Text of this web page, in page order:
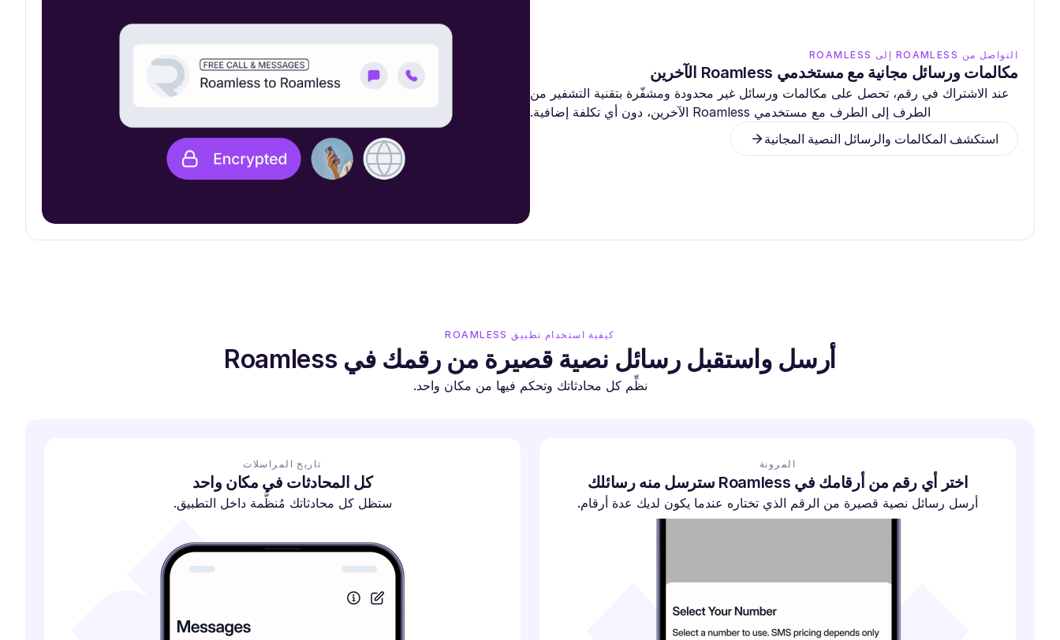
التواصل من ROAMLESS إلى ROAMLESS
مكالمات ورسائل مجانية مع مستخدمي Roamless الآخرين
عند الاشتراك في رقم، تحصل على مكالمات ورسائل غير محدودة ومشفّرة بتقنية التشفير من
الطرف إلى الطرف مع مستخدمي Roamless الآخرين، دون أي تكلفة إضافية.
استكشف المكالمات والرسائل النصية المجانية
كيفية استخدام تطبيق ROAMLESS
أرسل واستقبل رسائل نصية قصيرة من رقمك في Roamless
نظِّم كل محادثاتك وتحكم فيها من مكان واحد.
المرونة
اختر أي رقم من أرقامك في Roamless سترسل منه رسائلك
أرسل رسائل نصية قصيرة من الرقم الذي تختاره عندما يكون لديك عدة أرقام.
تاريخ المراسلات
كل المحادثات في مكان واحد
ستظل كل محادثاتك مُنظَّمة داخل التطبيق.